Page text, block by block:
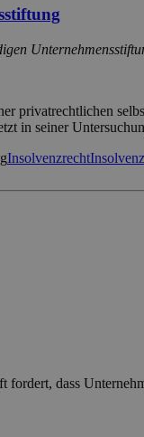
privatrechtlichen
in seiner
Insolvenzrecht
dass